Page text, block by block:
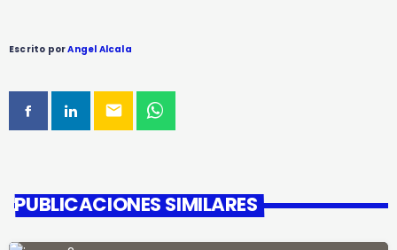
Escrito porAngel Alcala
email
PUBLICACIONES SIMILARES